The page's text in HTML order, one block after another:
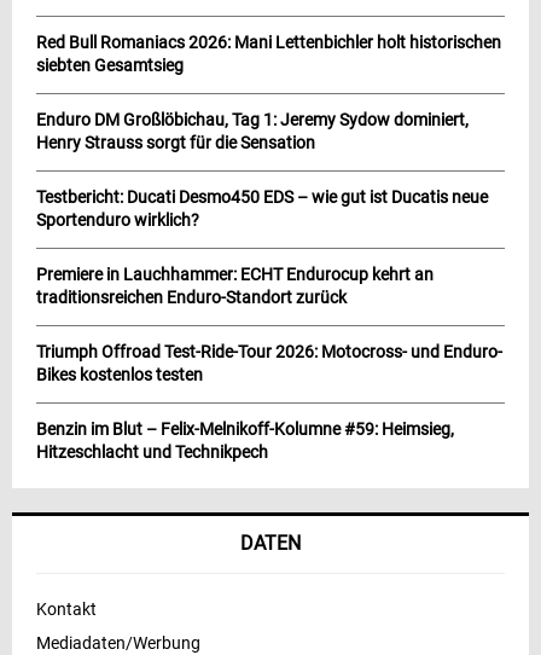
Red Bull Romaniacs 2026: Mani Lettenbichler holt historischen
siebten Gesamtsieg
Enduro DM Großlöbichau, Tag 1: Jeremy Sydow dominiert,
Henry Strauss sorgt für die Sensation
Testbericht: Ducati Desmo450 EDS – wie gut ist Ducatis neue
Sportenduro wirklich?
Premiere in Lauchhammer: ECHT Endurocup kehrt an
traditionsreichen Enduro-Standort zurück
Triumph Offroad Test-Ride-Tour 2026: Motocross- und Enduro-
Bikes kostenlos testen
Benzin im Blut – Felix-Melnikoff-Kolumne #59: Heimsieg,
Hitzeschlacht und Technikpech
DATEN
Kontakt
Mediadaten/Werbung